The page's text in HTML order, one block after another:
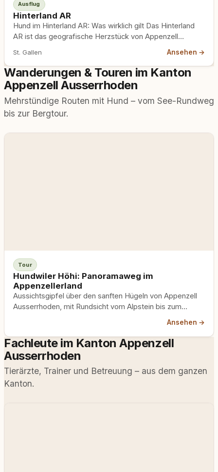
Ausflug
Hinterland AR
Hund im Hinterland AR: Was wirklich gilt Das Hinterland
AR ist das geografische Herzstück von Appenzell
St. Gallen Ansehen →
Wanderungen & Touren im Kanton
Appenzell Ausserrhoden
Mehrstündige Routen mit Hund – vom See-Rundweg
bis zur Bergtour.
Tour
Hundwiler Höhi: Panoramaweg im
Appenzellerland
Aussichtsgipfel über den sanften Hügeln von Appenzell
Ausserrhoden, mit Rundsicht vom Alpstein bis zum
Ansehen →
Fachleute im Kanton Appenzell
Ausserrhoden
Tierärzte, Trainer und Betreuung – aus dem ganzen
Kanton.